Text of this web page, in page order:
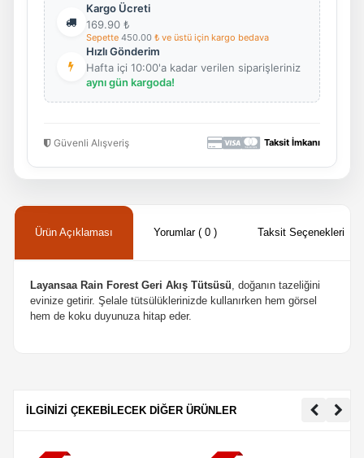
Kargo Ücreti
169.90₺
Sepette 450.00 ₺ ve üstü için kargo bedava
Hızlı Gönderim
Hafta içi 10:00'a kadar verilen siparişleriniz
aynı gün kargoda!
Güvenli Alışveriş Taksit İmkanı
Ürün Açıklaması Yorumlar ( 0 ) Taksit Seçenekleri
Layansaa Rain Forest Geri Akış Tütsüsü , doğanın tazeliğini
evinize getirir. Şelale tütsülüklerinizde kullanırken hem görsel
hem de koku duyunuza hitap eder.
İLGİNİZİ ÇEKEBİLECEK DİĞER ÜRÜNLER